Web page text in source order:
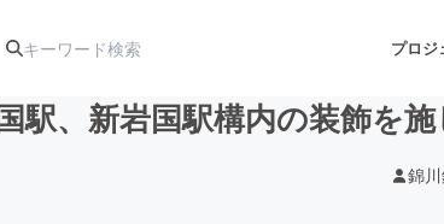
プロジ
駅、新岩国駅構内の装飾を
錦